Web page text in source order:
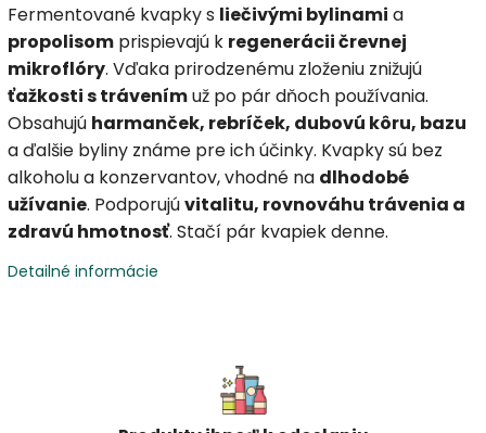
Fermentované kvapky s liečivými bylinami a
propolisom prispievajú k regenerácii črevnej
mikroflóry. Vďaka prirodzenému zloženiu znižujú
ťažkosti s trávenímuž po pár dňoch používania.
Obsahujú harmanček, rebríček, dubovú kôru, bazu
a ďalšie byliny známe pre ich účinky. Kvapky sú bez
alkoholu a konzervantov, vhodné na dlhodobé
užívanie. Podporujúvitalitu, rovnováhu trávenia a
zdravú hmotnosť. Stačí pár kvapiek denne.
Detailné informácie